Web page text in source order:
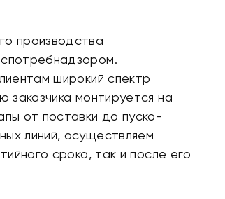
производства
широкий спектр
заказчика монтируется на
от поставки до пуско-
линий, осуществляем
срока, так и после его